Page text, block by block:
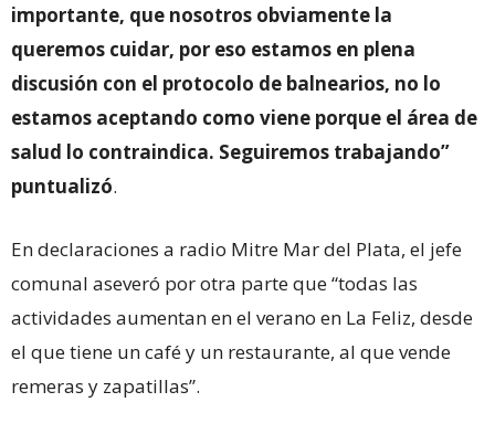
importante, que nosotros obviamente la
queremos cuidar, por eso estamos en plena
discusión con el protocolo de balnearios, no lo
estamos aceptando como viene porque el área de
salud lo contraindica. Seguiremos trabajando”
puntualizó.
En declaraciones a radio Mitre Mar del Plata, el jefe
comunal aseveró por otra parte que “todas las
actividades aumentan en el verano en La Feliz, desde
el que tiene un café y un restaurante, al que vende
remeras y zapatillas”.